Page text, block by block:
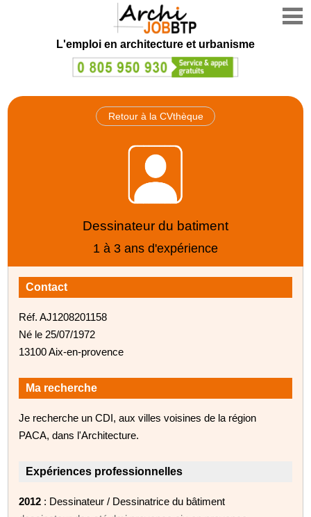
L'emploi en architecture et urbanisme
Retour à la CVthèque
Dessinateur du batiment
1 à 3 ans d'expérience
Contact
Réf. AJ1208201158
Né le 25/07/1972
13100 Aix-en-provence
Ma recherche
Je recherche un CDI, aux villes voisines de la région
PACA, dans l'Architecture.
Expériences professionnelles
2012 : Dessinateur / Dessinatrice du bâtiment